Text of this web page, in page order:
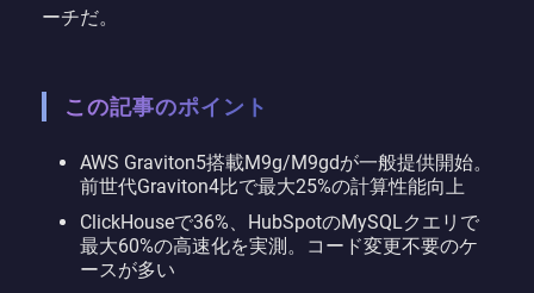
ーチだ。
この記事のポイント
AWS Graviton5搭載M9g/M9gdが一般提供開始。
前世代Graviton4比で最大25%の計算性能向上
ClickHouseで36%、HubSpotのMySQLクエリで
最大60%の高速化を実測。コード変更不要のケ
ースが多い